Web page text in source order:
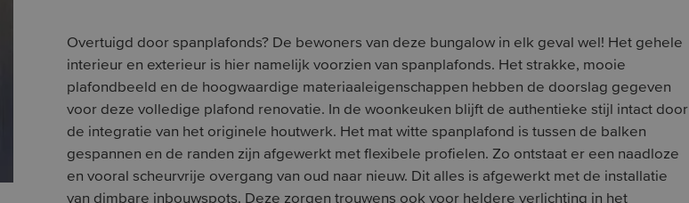
Overtuigd door spanplafonds? De bewoners van deze bungalow in elk geval wel! Het gehele
interieur en exterieur is hier namelijk voorzien van spanplafonds. Het strakke, mooie
plafondbeeld en de hoogwaardige materiaaleigenschappen hebben de doorslag gegeven
voor deze volledige plafond renovatie. In de woonkeuken blijft de authentieke stijl intact door
de integratie van het originele houtwerk. Het mat witte spanplafond is tussen de balken
gespannen en de randen zijn afgewerkt met flexibele profielen. Zo ontstaat er een naadloze
en vooral scheurvrije overgang van oud naar nieuw. Dit alles is afgewerkt met de installatie
van dimbare inbouwspots. Deze zorgen trouwens ook voor heldere verlichting in het